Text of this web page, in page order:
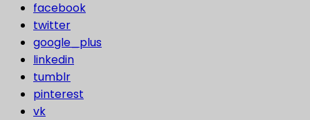
facebook
twitter
google_plus
linkedin
tumblr
pinterest
vk